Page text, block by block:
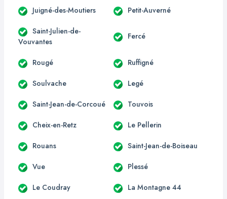
Juigné-des-Moutiers Petit-Auverné
Saint-Julien-de-
Vouvantes
Fercé
Rougé Ruffigné
Soulvache Legé
Saint-Jean-de-Corcoué Touvois
Cheix-en-Retz Le Pellerin
Rouans Saint-Jean-de-Boiseau
Vue Plessé
Le Coudray La Montagne 44